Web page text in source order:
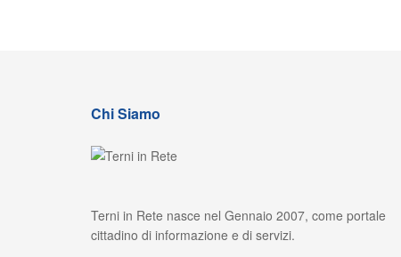
Chi Siamo
Terni in Rete nasce nel Gennaio 2007, come portale
cittadino di informazione e di servizi.